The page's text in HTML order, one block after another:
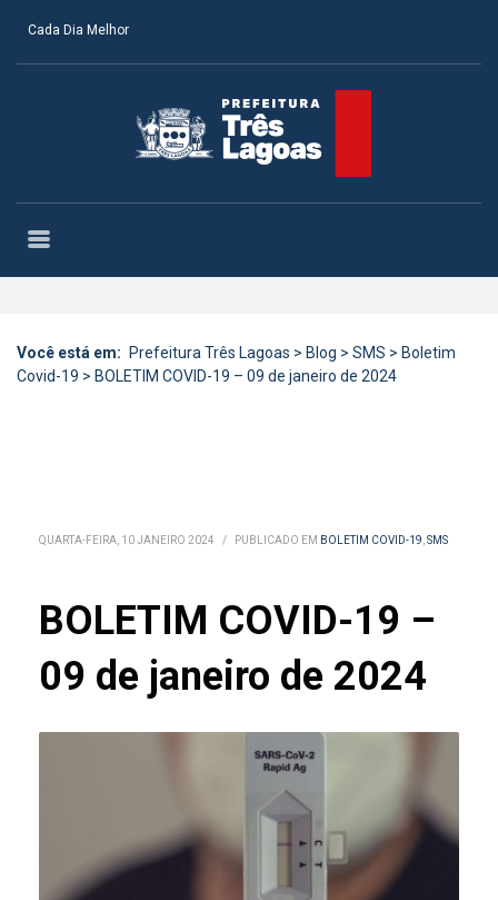
Cada Dia Melhor
Você está em: Prefeitura Três Lagoas > Blog > SMS > Boletim
Covid-19 > BOLETIM COVID-19 – 09 de janeiro de 2024
QUARTA-FEIRA, 10 JANEIRO 2024 / PUBLICADO EM BOLETIM COVID-19,SMS
BOLETIM COVID-19 –
09 de janeiro de 2024